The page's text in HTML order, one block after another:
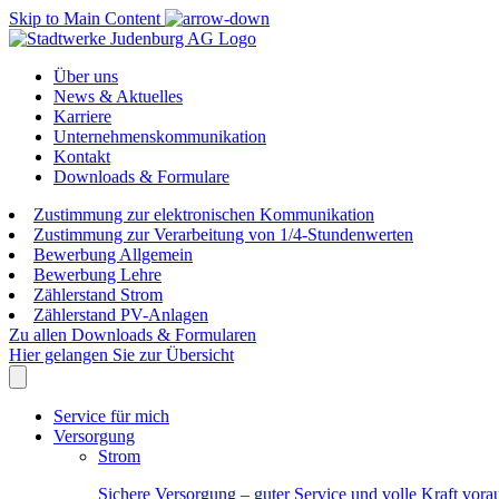
Skip to Main Content
Über uns
News & Aktuelles
Karriere
Unternehmenskommunikation
Kontakt
Downloads & Formulare
Zustimmung zur elektronischen Kommunikation
Zustimmung zur Verarbeitung von 1/4-Stundenwerten
Bewerbung Allgemein
Bewerbung Lehre
Zählerstand Strom
Zählerstand PV-Anlagen
Zu allen Downloads & Formularen
Hier gelangen Sie zur Übersicht
Service für mich
Versorgung
Strom
Sichere Versorgung – guter Service und volle Kraft